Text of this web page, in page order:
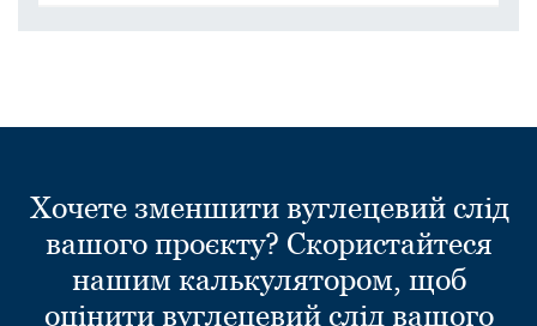
Хочете зменшити вуглецевий слід
вашого проєкту? Скористайтеся
нашим калькулятором, щоб
оцінити вуглецевий слід вашого